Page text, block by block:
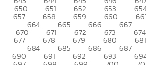
650 651 652 653 654
657 658 659 660 661
664 665 666 667
670 671 672 673 674
677 678 679 680 681
684 685 686 687
690 691 692 693